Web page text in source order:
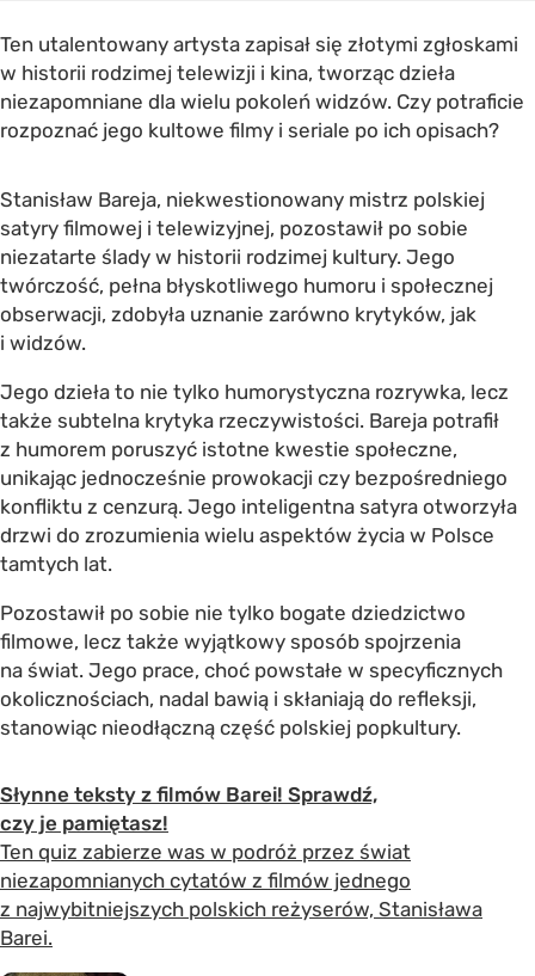
Ten utalentowany artysta zapisał się złotymi zgłoskami
w historii rodzimej telewizji i kina, tworząc dzieła
niezapomniane dla wielu pokoleń widzów. Czy potraficie
rozpoznać jego kultowe filmy i seriale po ich opisach?
Stanisław Bareja, niekwestionowany mistrz polskiej
satyry filmowej i telewizyjnej, pozostawił po sobie
niezatarte ślady w historii rodzimej kultury. Jego
twórczość, pełna błyskotliwego humoru i społecznej
obserwacji, zdobyła uznanie zarówno krytyków, jak
i widzów.
Jego dzieła to nie tylko humorystyczna rozrywka, lecz
także subtelna krytyka rzeczywistości. Bareja potrafił
z humorem poruszyć istotne kwestie społeczne,
unikając jednocześnie prowokacji czy bezpośredniego
konfliktu z cenzurą. Jego inteligentna satyra otworzyła
drzwi do zrozumienia wielu aspektów życia w Polsce
tamtych lat.
Pozostawił po sobie nie tylko bogate dziedzictwo
filmowe, lecz także wyjątkowy sposób spojrzenia
na świat. Jego prace, choć powstałe w specyficznych
okolicznościach, nadal bawią i skłaniają do refleksji,
stanowiąc nieodłączną część polskiej popkultury.
Słynne teksty z filmów Barei! Sprawdź,
czy je pamiętasz!
Ten quiz zabierze was w podróż przez świat
niezapomnianych cytatów z filmów jednego
z najwybitniejszych polskich reżyserów, Stanisława
Barei.